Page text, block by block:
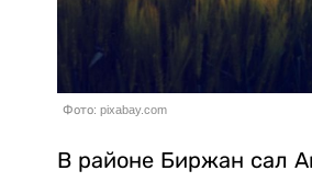
Фото: pixabay.com
В районе Биржан сал